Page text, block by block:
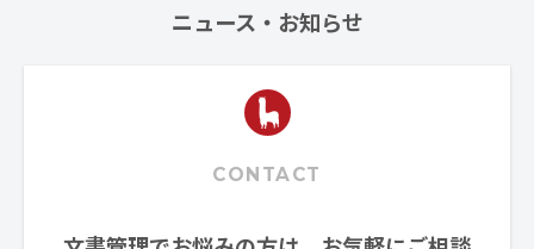
ニュース・お知らせ
CONTACT